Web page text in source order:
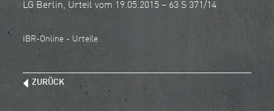
LG Berlin, Urteil vom 19.05.2015 – 63 S 371/14
IBR-Online - Urteile
ZURÜCK